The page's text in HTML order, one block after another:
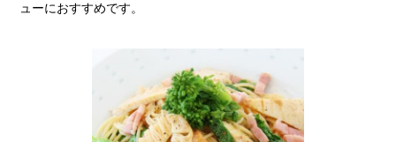
ューにおすすめです。